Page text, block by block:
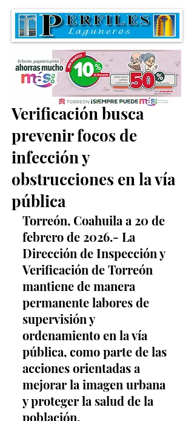
Inspección y
Verificación busca
prevenir focos de
infección y
obstrucciones en la vía
pública
Torreón, Coahuila a 20 de
febrero de 2026.- La
Dirección de Inspección y
Verificación de Torreón
mantiene de manera
permanente labores de
supervisión y
ordenamiento en la vía
pública, como parte de las
acciones orientadas a
mejorar la imagen urbana
y proteger la salud de la
población.